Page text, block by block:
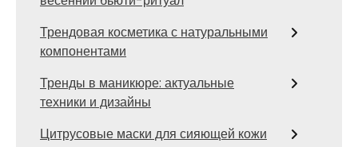
Трендовая косметика с натуральными
компонентами
Тренды в маникюре: актуальные
техники и дизайны
Цитрусовые маски для сияющей кожи